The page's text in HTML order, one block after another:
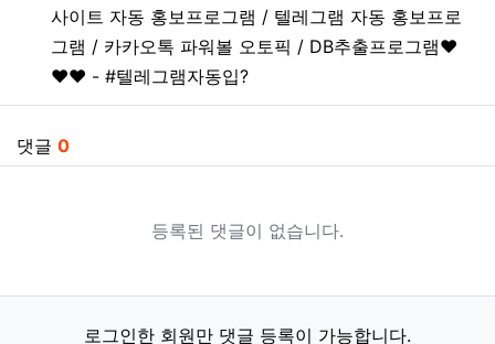
사이트 자동 홍보프로그램 / 텔레그램 자동 홍보프로
그램 / 카카오톡 파워볼 오토픽 / DB추출프로그램❤️
❤️❤️ - #텔레그램자동입?
댓글 0
등록된 댓글이 없습니다.
로그인한 회원만 댓글 등록이 가능합니다.